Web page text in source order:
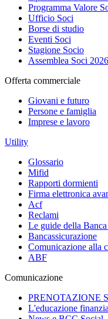
Programma Valore
Ufficio Soci
Borse di studio
Eventi Soci
Stagione Socio
Assemblea Soci 2026
Offerta commerciale
Giovani e futuro
Persone e famiglia
Imprese e lavoro
Utility
Glossario
Mifid
Rapporti dormienti
Firma elettronica
Acf
Reclami
Le guide della
Bancassicurazione
Comunicazione alla
ABF
Comunicazione
PRENOTAZIONE
L'educazione